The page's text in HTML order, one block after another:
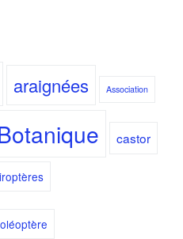
araignées Association
castor